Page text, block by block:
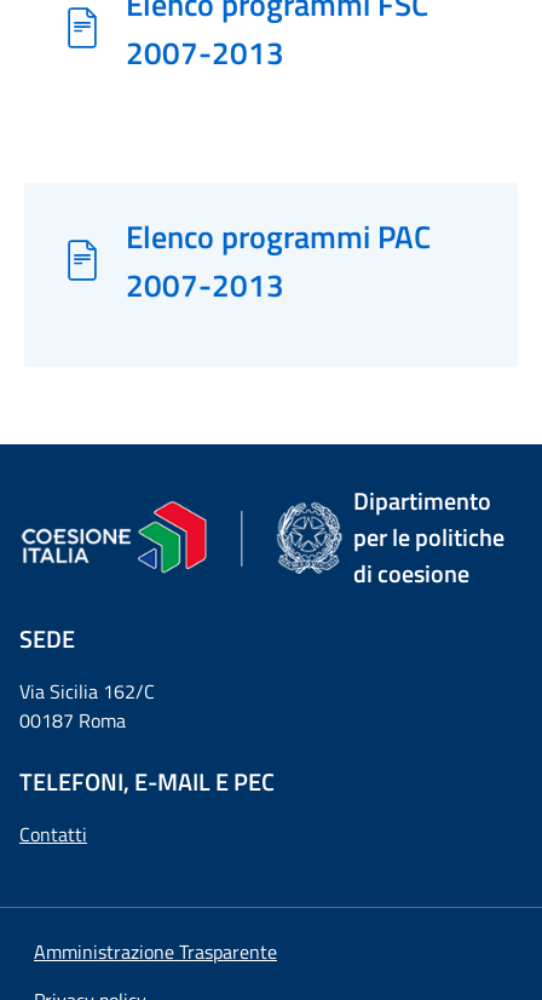
2007-2013
Elenco programmi PAC
2007-2013
Dipartimento
per le politiche
di coesione
SEDE
Via Sicilia 162/C
00187 Roma
TELEFONI, E-MAIL E PEC
Contatti
Amministrazione Trasparente